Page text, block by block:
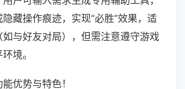
藏操作痕迹，实现“必胜”效果，适
与好友对局），但需注意遵守游戏
境。
优势与特色！